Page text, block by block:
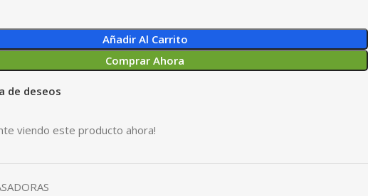
Añadir Al Carrito
Comprar Ahora
de deseos
viendo este producto ahora!